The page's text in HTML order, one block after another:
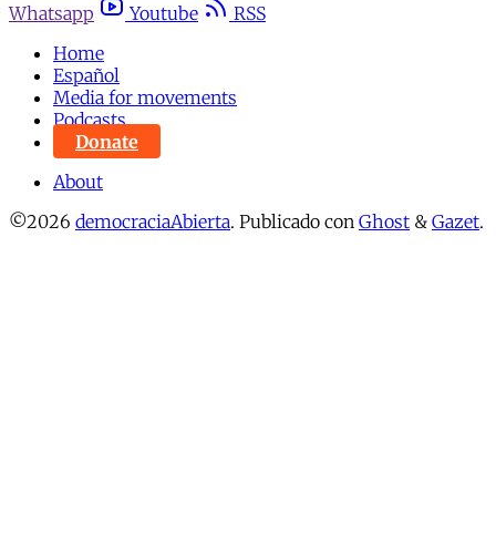
Whatsapp
Youtube
RSS
Home
Español
Media for movements
Podcasts
Donate
About
©2026 democraciaAbierta. Publicado con Ghost & Gazet.